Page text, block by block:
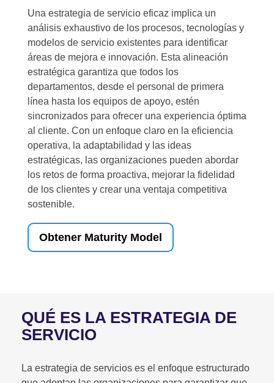
Una estrategia de servicio eficaz implica un
análisis exhaustivo de los procesos, tecnologías y
modelos de servicio existentes para identificar
áreas de mejora e innovación. Esta alineación
estratégica garantiza que todos los
departamentos, desde el personal de primera
línea hasta los equipos de apoyo, estén
sincronizados para ofrecer una experiencia óptima
al cliente. Con un enfoque claro en la eficiencia
operativa, la adaptabilidad y las ideas
estratégicas, las organizaciones pueden abordar
los retos de forma proactiva, mejorar la fidelidad
de los clientes y crear una ventaja competitiva
sostenible.
Obtener Maturity Model
QUÉ ES LA ESTRATEGIA DE
SERVICIO
La estrategia de servicios es el enfoque estructurado